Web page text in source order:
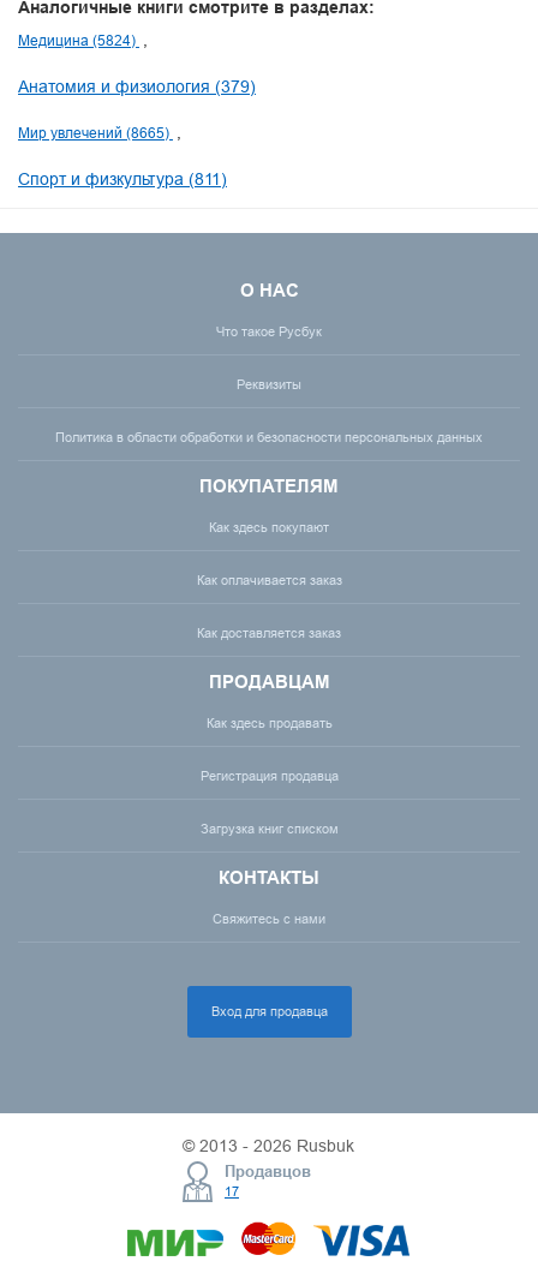
Аналогичные книги смотрите в разделах:
Медицина (5824)
Анатомия и физиология (379)
Мир увлечений (8665)
Спорт и физкультура (811)
О НАС
Что такое Русбук
Реквизиты
Политика в области обработки и безопасности персональных данных
ПОКУПАТЕЛЯМ
Как здесь покупают
Как оплачивается заказ
Как доставляется заказ
ПРОДАВЦАМ
Как здесь продавать
Регистрация продавца
Загрузка книг списком
КОНТАКТЫ
Свяжитесь с нами
Вход для продавца
© 2013 - 2026 Rusbuk
Продавцов
17